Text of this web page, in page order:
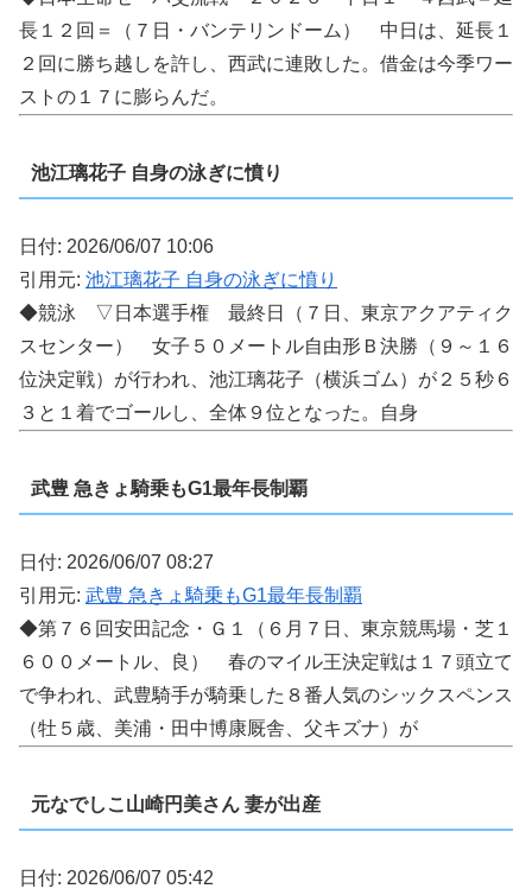
長１２回＝（７日・バンテリンドーム） 中日は、延長１
２回に勝ち越しを許し、西武に連敗した。借金は今季ワー
ストの１７に膨らんだ。
池江璃花子 自身の泳ぎに憤り
日付: 2026/06/07 10:06
引用元: 池江璃花子 自身の泳ぎに憤り
◆競泳 ▽日本選手権 最終日（７日、東京アクアティク
スセンター） 女子５０メートル自由形Ｂ決勝（９～１６
位決定戦）が行われ、池江璃花子（横浜ゴム）が２５秒６
３と１着でゴールし、全体９位となった。自身
武豊 急きょ騎乗もG1最年長制覇
日付: 2026/06/07 08:27
引用元: 武豊 急きょ騎乗もG1最年長制覇
◆第７６回安田記念・Ｇ１（６月７日、東京競馬場・芝１
６００メートル、良） 春のマイル王決定戦は１７頭立て
で争われ、武豊騎手が騎乗した８番人気のシックスペンス
（牡５歳、美浦・田中博康厩舎、父キズナ）が
元なでしこ山崎円美さん 妻が出産
日付: 2026/06/07 05:42